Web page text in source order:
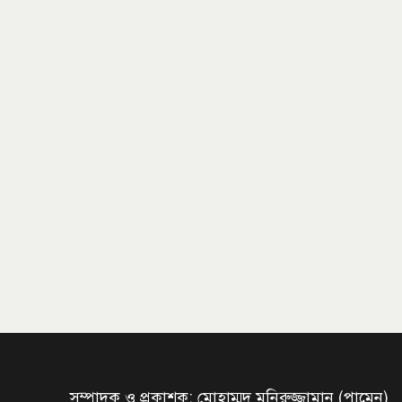
সম্পাদক ও প্রকাশক: মোহাম্মদ মনিরুজ্জামান (পামেন)